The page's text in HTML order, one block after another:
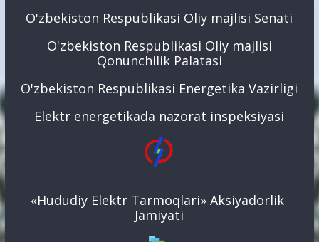
O'zbekiston Respublikasi Oliy majlisi Senati
O'zbekiston Respublikasi Oliy majlisi
Qonunchilik Palatasi
O'zbekiston Respublikasi Energetika Vazirligi
Elektr energetikada nazorat inspeksiyasi
«Hududiy Elektr Tarmoqlari» Aksiyadorlik
Jamiyati